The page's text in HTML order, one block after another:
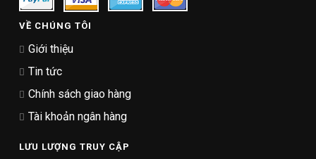
VỀ CHÚNG TÔI
Giới thiệu
Tin tức
Chính sách giao hàng
Tài khoản ngân hàng
LƯU LƯỢNG TRUY CẬP